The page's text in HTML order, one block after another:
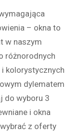
– okna to
w naszym
różnorodnych
kolorystycznych
dylematem
do wyboru 3
i okna
z oferty